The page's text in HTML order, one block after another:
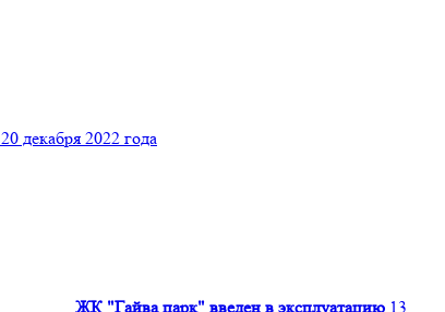
20 декабря 2022 года
ЖК "Гайва парк" введен в эксплуатацию 13